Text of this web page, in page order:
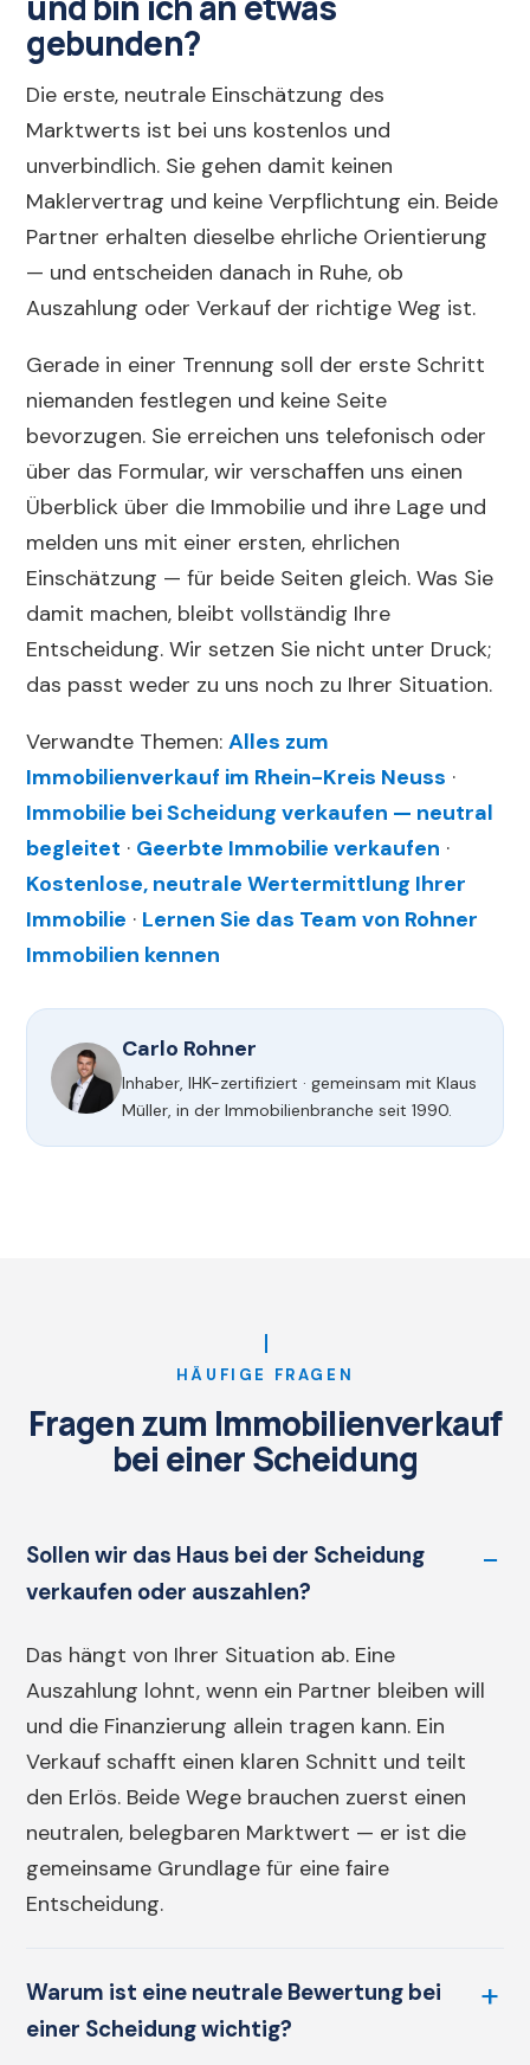
gebunden?
Die erste, neutrale Einschätzung des
Marktwerts ist bei uns kostenlos und
unverbindlich. Sie gehen damit keinen
Maklervertrag und keine Verpflichtung ein. Beide
Partner erhalten dieselbe ehrliche Orientierung
— und entscheiden danach in Ruhe, ob
Auszahlung oder Verkauf der richtige Weg ist.
Gerade in einer Trennung soll der erste Schritt
niemanden festlegen und keine Seite
bevorzugen. Sie erreichen uns telefonisch oder
über das Formular, wir verschaffen uns einen
Überblick über die Immobilie und ihre Lage und
melden uns mit einer ersten, ehrlichen
Einschätzung — für beide Seiten gleich. Was Sie
damit machen, bleibt vollständig Ihre
Entscheidung. Wir setzen Sie nicht unter Druck;
das passt weder zu uns noch zu Ihrer Situation.
Verwandte Themen:Alles zum
Immobilienverkauf im Rhein-Kreis Neuss ·
Immobilie bei Scheidung verkaufen — neutral
begleitet · Geerbte Immobilie verkaufen ·
Kostenlose, neutrale Wertermittlung Ihrer
Immobilie · Lernen Sie das Team von Rohner
Immobilien kennen
Carlo Rohner
Inhaber, IHK-zertifiziert · gemeinsam mit Klaus
Müller, in der Immobilienbranche seit 1990.
HÄUFIGE FRAGEN
Fragen zum Immobilienverkauf
bei einer Scheidung
Sollen wir das Haus bei der Scheidung
verkaufen oder auszahlen?
Das hängt von Ihrer Situation ab. Eine
Auszahlung lohnt, wenn ein Partner bleiben will
und die Finanzierung allein tragen kann. Ein
Verkauf schafft einen klaren Schnitt und teilt
den Erlös. Beide Wege brauchen zuerst einen
neutralen, belegbaren Marktwert — er ist die
gemeinsame Grundlage für eine faire
Entscheidung.
Warum ist eine neutrale Bewertung bei
einer Scheidung wichtig?